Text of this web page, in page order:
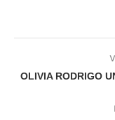
OLIVIA RODRIGO